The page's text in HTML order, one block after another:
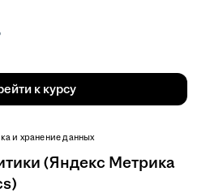
к курсу
и хранение данных
(Яндекс Метрика